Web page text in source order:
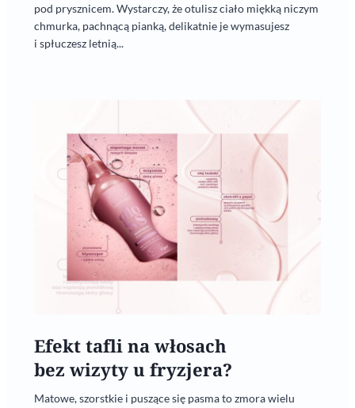
pod prysznicem. Wystarczy, że otulisz ciało miękką niczym
chmurka, pachnącą pianką, delikatnie je wymasujesz
i spłuczesz letnią...
Efekt tafli na włosach
bez wizyty u fryzjera?
Matowe, szorstkie i puszące się pasma to zmora wielu